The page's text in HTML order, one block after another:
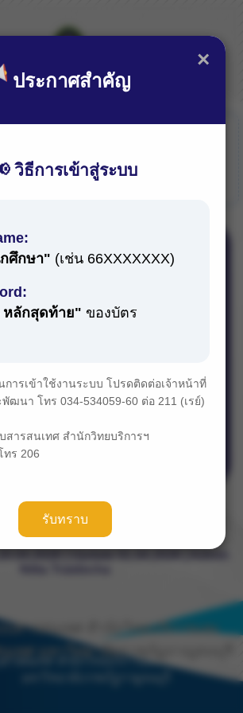
รวางแผนการศึกษา ข้อมูลท่านจะปลอดภัยตาม
มาตรฐาน PDPA
Login
| Update 01.04.2026 | Admin
บสารสนเทศ สำนักวิทยบริการและ
นเทศ มหาวิทยาลัยราชภัฏกาญจนบุรี
×
ประกาศสำคัญ
วิธีการเข้าสู่ระบบ
ศึกษา" (เช่น 66XXXXXXX)
หลักสุดท้าย" ของบัตร
ารเข้าใช้งานระบบ โปรดติดต่อเจ้าหน้าที่
ฒนา โทร 034-534059-60 ต่อ 211 (เรย์)
ารสนเทศ สำนักวิทยบริการฯ
ร 206
รับทราบ